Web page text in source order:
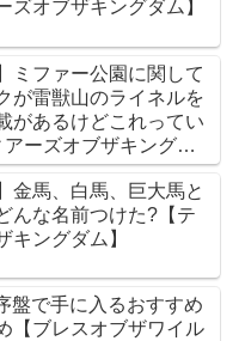
ズオブザキングダム】
ミファー公園に関して
が雷獣山のライネルを
があるけどこれってい
ーズオブザキングダ
金馬、白馬、巨大馬と
んな名前つけた?【テ
キングダム】
盤で手に入るおすすめ
【ブレスオブザワイル